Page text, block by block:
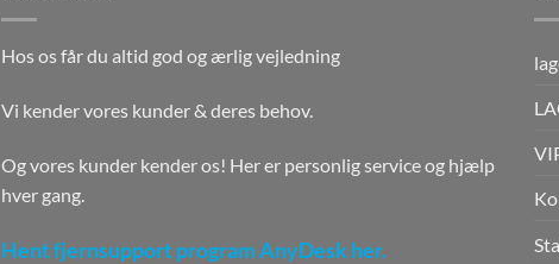
Hos os får du altid god og ærlig vejledning
Vi kender vores kunder & deres behov.
Og vores kunder kender os! Her er personlig service og hjælp
hver gang.
Hent fjernsupport program AnyDesk her.